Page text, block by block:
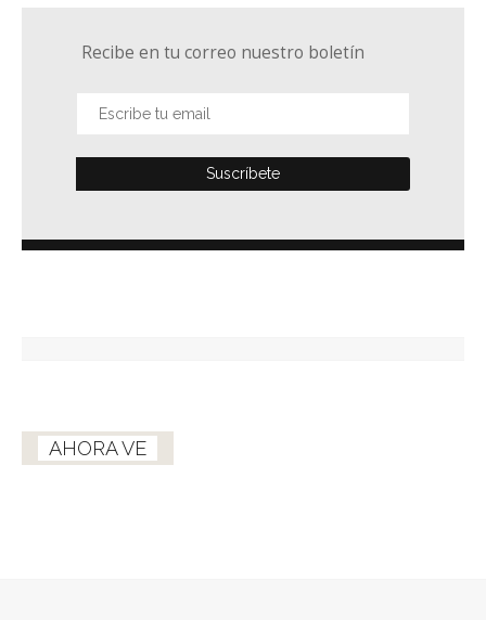
Recibe en tu correo nuestro boletín
AHORA VE